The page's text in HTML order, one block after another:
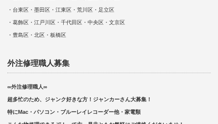
・台東区・墨田区・江東区・荒川区・足立区
・葛飾区・江戸川区・千代田区・中央区・文京区
・豊島区・北区・板橋区
外注修理職人募集
∞外注修理職人∞
超多忙のため、ジャンク好きな方！ジャンカーさん大募集！
特にMac・パソコン・ブルーレイレコーダー他・家電類